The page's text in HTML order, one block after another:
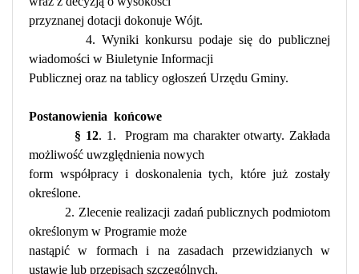
przyznanej dotacji dokonuje Wójt.
4. Wyniki konkursu podaje się do publicznej
wiadomości w Biuletynie Informacji
Publicznej oraz na tablicy ogłoszeń Urzędu Gminy.
Postanowienia końcowe
§ 12. 1.
Program ma charakter otwarty. Zakłada
możliwość uwzględnienia nowych
form współpracy i doskonalenia tych, które już zostały
określone.
2. Zlecenie realizacji zadań publicznych podmiotom
określonym w Programie może
nastąpić w formach i na zasadach przewidzianych w
ustawie lub przepisach szczególnych.